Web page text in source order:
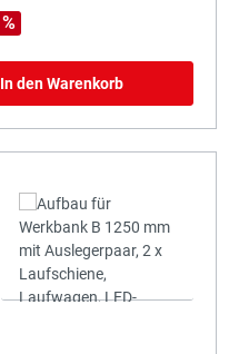
%
In den Warenkorb